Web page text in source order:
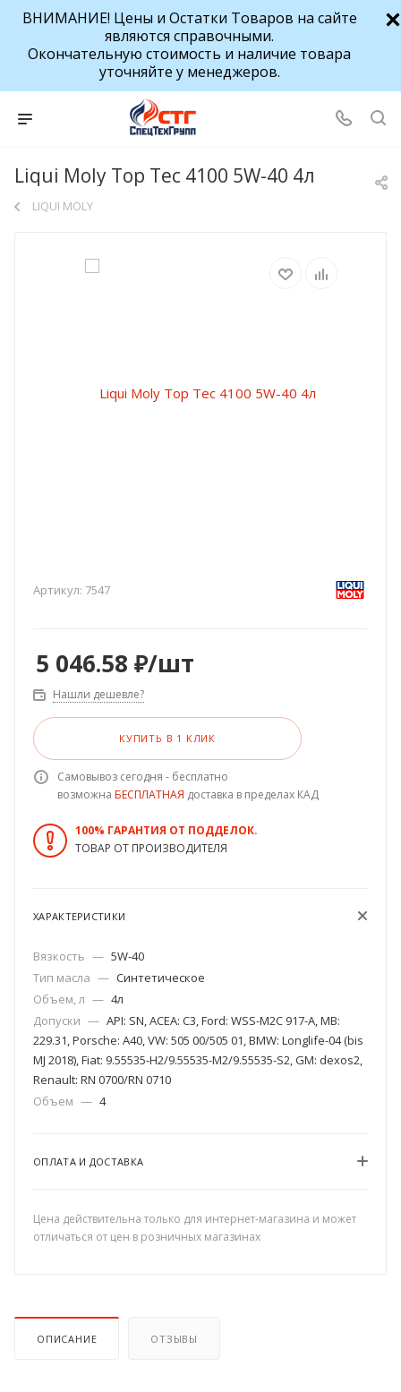
ВНИМАНИЕ! Цены и Остатки Товаров на сайте
являются справочными.
Окончательную стоимость и наличие товара
уточняйте у менеджеров.
Liqui Moly Top Tec 4100 5W-40 4л
LIQUI MOLY
Артикул: 7547
5 046.58 ₽/шт
Нашли дешевле?
КУПИТЬ В 1 КЛИК
Самовывоз сегодня - бесплатно
возможна БЕСПЛАТНАЯ доставка в пределах КАД
100% ГАРАНТИЯ ОТ ПОДДЕЛОК.
ТОВАР ОТ ПРОИЗВОДИТЕЛЯ
ХАРАКТЕРИСТИКИ
Вязкость — 5W-40
Тип масла — Синтетическое
Объем, л — 4л
Допуски — API: SN, ACEA: C3, Ford: WSS-M2C 917-A, MB:
229.31, Porsche: A40, VW: 505 00/505 01, BMW: Longlife-04 (bis
MJ 2018), Fiat: 9.55535-H2/9.55535-M2/9.55535-S2, GM: dexos2,
Renault: RN 0700/RN 0710
Объем — 4
ОПЛАТА И ДОСТАВКА
Цена действительна только для интернет-магазина и может
отличаться от цен в розничных магазинах
ОПИСАНИЕ ОТЗЫВЫ